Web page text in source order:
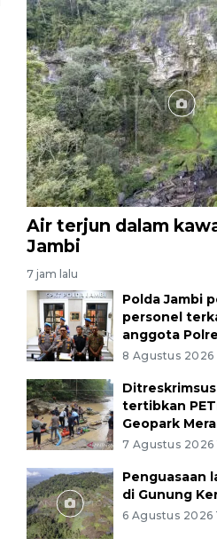
Air terjun dalam
Jambi
7 jam lalu
Polda Jambi
personel
anggota
8 Agustus 2026
tertibkan
Geopark
7 Agustus 2026
Penguasaan
di Gunung
6 Agustus 2026